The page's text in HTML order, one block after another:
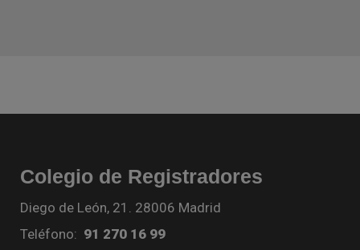
Colegio de Registradores
Diego de León, 21. 28006 Madrid
Teléfono: 91 270 16 99